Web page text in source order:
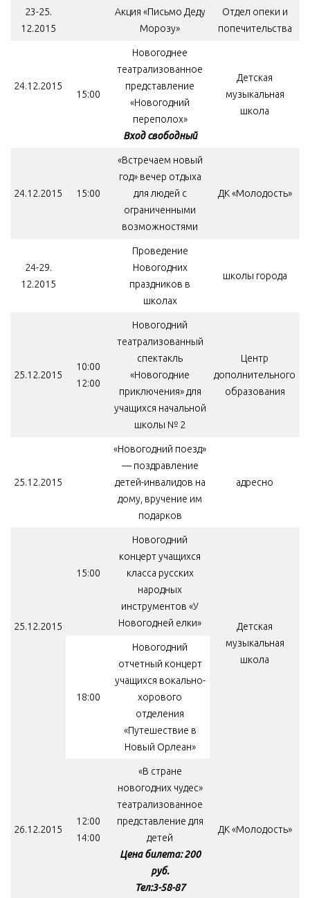
23-25.
12.2015
Акция «Письмо Деду
Морозу»
Отдел опеки и
попечительства
24.12.2015
15:00
Новогоднее
театрализованное
представление
«Новогодний
переполох»
Вход свободный
Детская
музыкальная
школа
24.12.2015 15:00
«Встречаем новый
год» вечер отдыха
для людей с
ограниченными
возможностями
ДК «Молодость»
24-29.
12.2015
Проведение
Новогодних
праздников в
школах
школы города
25.12.2015
10:00
12:00
Новогодний
театрализованный
спектакль
«Новогодние
приключения» для
учащихся начальной
школы № 2
Центр
дополнительного
образования
25.12.2015
«Новогодний поезд»
— поздравление
детей-инвалидов на
дому, вручение им
подарков
адресно
25.12.2015
15:00
Новогодний
концерт учащихся
класса русских
народных
инструментов «У
Новогодней елки»
Детская
музыкальная
школа
18:00
Новогодний
отчетный концерт
учащихся вокально-
хорового
отделения
«Путешествие в
Новый Орлеан»
26.12.2015
12:00
14:00
«В стране
новогодних чудес»
театрализованное
представление для
детей
Цена билета: 200
руб.
Тел:3-58-87
ДК «Молодость»